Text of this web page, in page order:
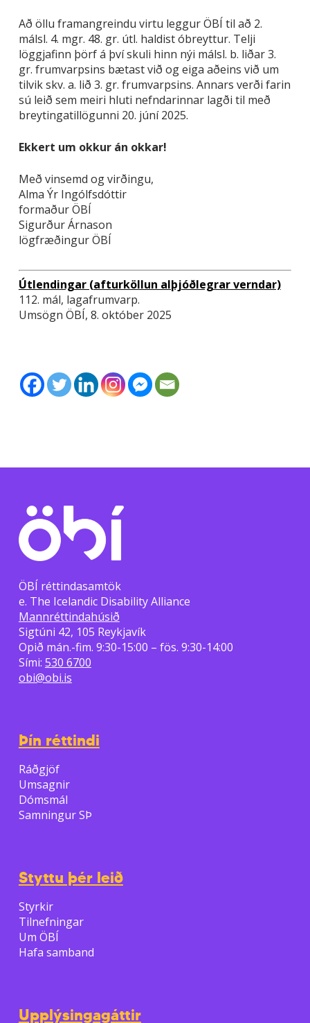
Að öllu framangreindu virtu leggur ÖBÍ til að 2.
málsl. 4. mgr. 48. gr. útl. haldist óbreyttur. Telji
löggjafinn þörf á því skuli hinn nýi málsl. b. liðar 3.
gr. frumvarpsins bætast við og eiga aðeins við um
tilvik skv. a. lið 3. gr. frumvarpsins. Annars verði farin
sú leið sem meiri hluti nefndarinnar lagði til með
breytingatillögunni 20. júní 2025.
Ekkert um okkur án okkar!
Með vinsemd og virðingu,
Alma Ýr Ingólfsdóttir
formaður ÖBÍ
Sigurður Árnason
lögfræðingur ÖBÍ
Útlendingar (afturköllun alþjóðlegrar verndar)
112. mál, lagafrumvarp.
Umsögn ÖBÍ, 8. október 2025
ÖBÍ réttindasamtök
e. The Icelandic Disability Alliance
Mannréttindahúsið
Sigtúni 42, 105 Reykjavík
Opið mán.-fim. 9:30-15:00 – fös. 9:30-14:00
Sími: 530 6700
obi@obi.is
Þín réttindi
Ráðgjöf
Umsagnir
Dómsmál
Samningur SÞ
Styttu þér leið
Styrkir
Tilnefningar
Um ÖBÍ
Hafa samband
Upplýsingagáttir